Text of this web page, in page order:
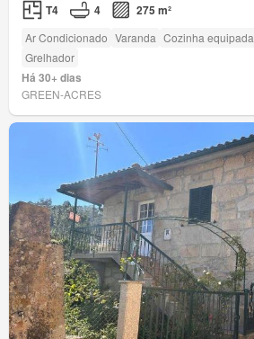
T4 4 275 m²
Ar Condicionado Varanda Cozinha equipada
Grelhador
Há 30+ dias
GREEN-ACRES